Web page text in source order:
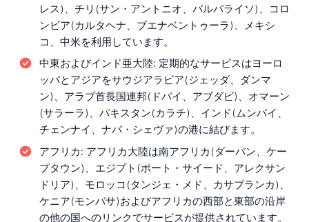
レス)、チリ(サン・アントニオ、バルパライソ)、コロ
ンビア(カルタヘナ、ブエナベントゥーラ)、メキシ
コ、中米を利用しています。
中東およびインド亜大陸: 定期的なサービスはヨーロ
ッパとアジアをサウジアラビア(ジェッダ、ダンマ
ン)、アラブ首長国連邦(ドバイ、アブダビ)、オマーン
(サラーラ)、パキスタン(カラチ)、インド(ムンバイ、
チェンナイ、ナバ・シェヴァ)の港に結びます。
アフリカ: アフリカ大陸は南アフリカ(ダーバン、ケー
プタウン)、エジプト(ポート・サイード、アレクサン
ドリア)、モロッコ(タンジェ・メド、カサブランカ)、
ケニア(モンバサ)およびアフリカの西部と東部の沿岸
の他の国へのリンクでサービスが提供されています。